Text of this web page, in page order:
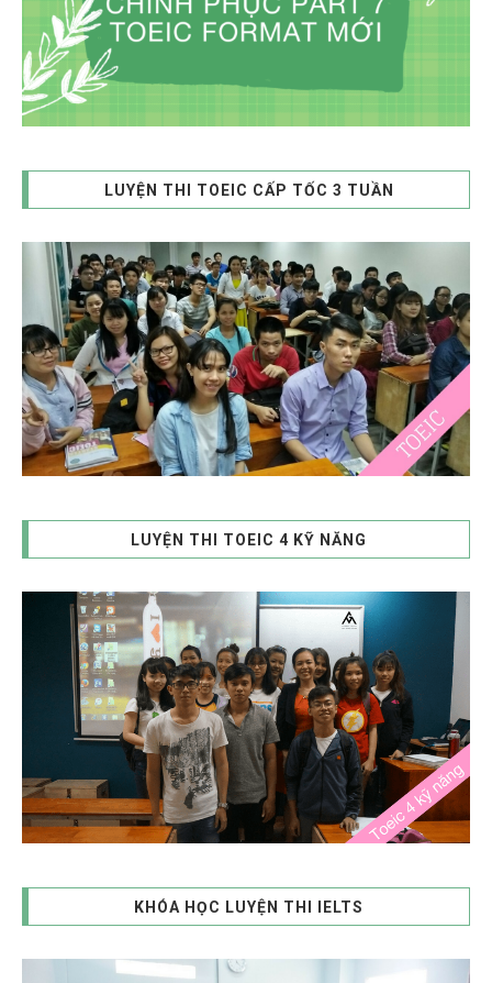
LUYỆN THI TOEIC CẤP TỐC 3 TUẦN
LUYỆN THI TOEIC 4 KỸ NĂNG
KHÓA HỌC LUYỆN THI IELTS